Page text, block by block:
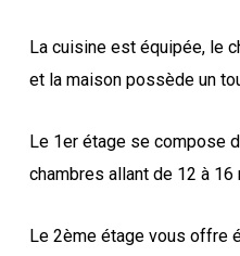
La cuisine est équipée, le
et la maison possède un
Le 1er étage se compose
chambres allant de 12 à 16
Le 2ème étage vous offre